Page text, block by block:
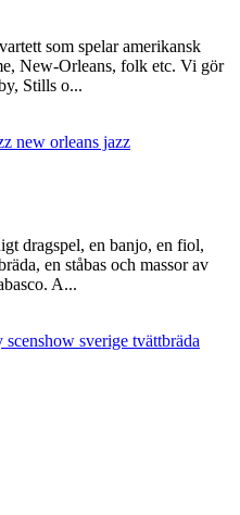
som spelar amerikansk
New-Orleans, folk etc. Vi gör
Stills o...
new orleans jazz
dragspel, en banjo, en fiol,
en ståbas och massor av
A...
scenshow sverige tvättbräda